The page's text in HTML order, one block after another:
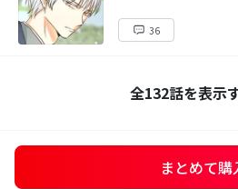
36
全132話を表示
まとめて購